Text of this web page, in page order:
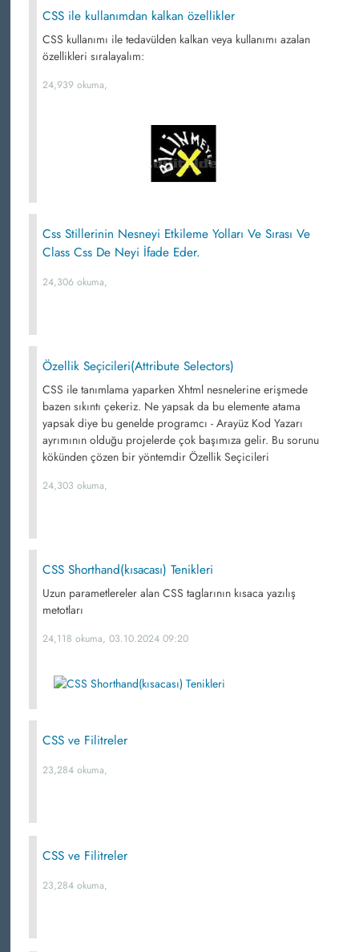
CSS ile kullanımdan kalkan özellikler
CSS kullanımı ile tedavülden kalkan veya kullanımı azalan
özellikleri sıralayalım:
24,939 okuma,
Css Stillerinin Nesneyi Etkileme Yolları Ve Sırası Ve
Class Css De Neyi İfade Eder.
24,306 okuma,
Özellik Seçicileri(Attribute Selectors)
CSS ile tanımlama yaparken Xhtml nesnelerine erişmede
bazen sıkıntı çekeriz. Ne yapsak da bu elemente atama
yapsak diye bu genelde programcı - Arayüz Kod Yazarı
ayrımının olduğu projelerde çok başımıza gelir. Bu sorunu
kökünden çözen bir yöntemdir Özellik Seçicileri
24,303 okuma,
CSS Shorthand(kısacası) Tenikleri
Uzun parametlereler alan CSS taglarının kısaca yazılış
metotları
24,118 okuma, 03.10.2024 09:20
CSS ve Filitreler
23,284 okuma,
CSS ve Filitreler
23,284 okuma,